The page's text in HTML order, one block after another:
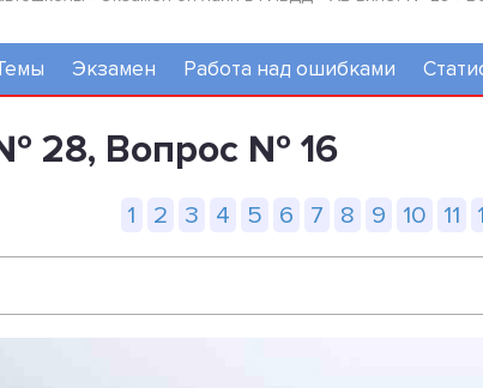
Экзамен Работа над ошибками
28, Вопрос № 16
1 2 3 4 5 6 7 8 9 10 11